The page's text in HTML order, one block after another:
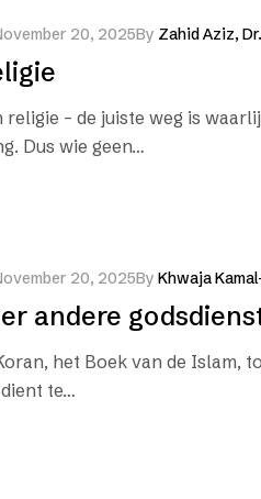
20, 2025By Zahid Aziz, Dr.
religie – de juiste weg is
Dus wie geen…
20, 2025By Khwaja
andere
het Boek van de Islam,
te…